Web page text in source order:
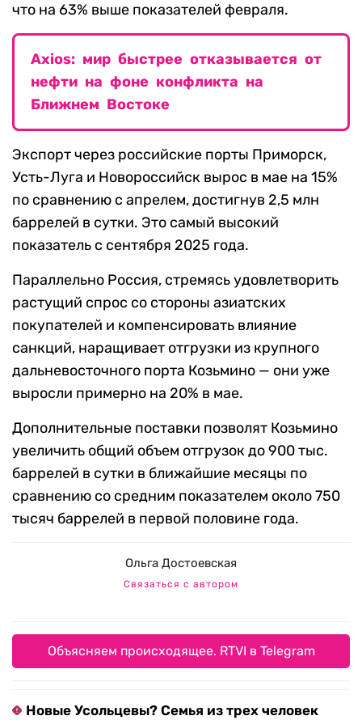
что на 63% выше показателей февраля.
Axios: мир быстрее отказывается от
нефти на фоне конфликта на
Ближнем Востоке
Экспорт через российские порты Приморск,
Усть-Луга и Новороссийск вырос в мае на 15%
по сравнению с апрелем, достигнув 2,5 млн
баррелей в сутки. Это самый высокий
показатель с сентября 2025 года.
Параллельно Россия, стремясь удовлетворить
растущий спрос со стороны азиатских
покупателей и компенсировать влияние
санкций, наращивает отгрузки из крупного
дальневосточного порта Козьмино — они уже
выросли примерно на 20% в мае.
Дополнительные поставки позволят Козьмино
увеличить общий объем отгрузок до 900 тыс.
баррелей в сутки в ближайшие месяцы по
сравнению со средним показателем около 750
тысяч баррелей в первой половине года.
Ольга Достоевская
Связаться с автором
Объясняем происходящее. RTVI в Telegram
Новые Усольцевы? Семья из трех человек